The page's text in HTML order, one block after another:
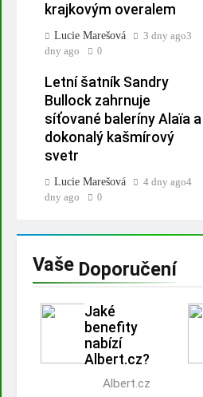
krajkovým overalem
Lucie Marešová 3 dny ago3
dny ago
0
Letní šatník Sandry
Bullock zahrnuje
síťované baleríny Alaïa a
dokonalý kašmírový
svetr
Lucie Marešová 4 dny ago4
dny ago
0
Vaše Doporučení
Jaké
benefity
nabízí
Albert.cz?
Albert.cz